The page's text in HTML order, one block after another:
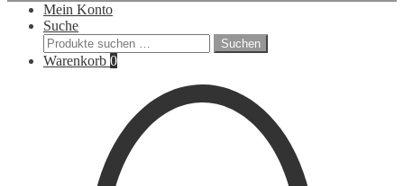
Mein Konto
Suche
Suchen
nach:
Suchen
Warenkorb 0